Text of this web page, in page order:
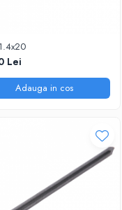
Lei
Adauga in cos